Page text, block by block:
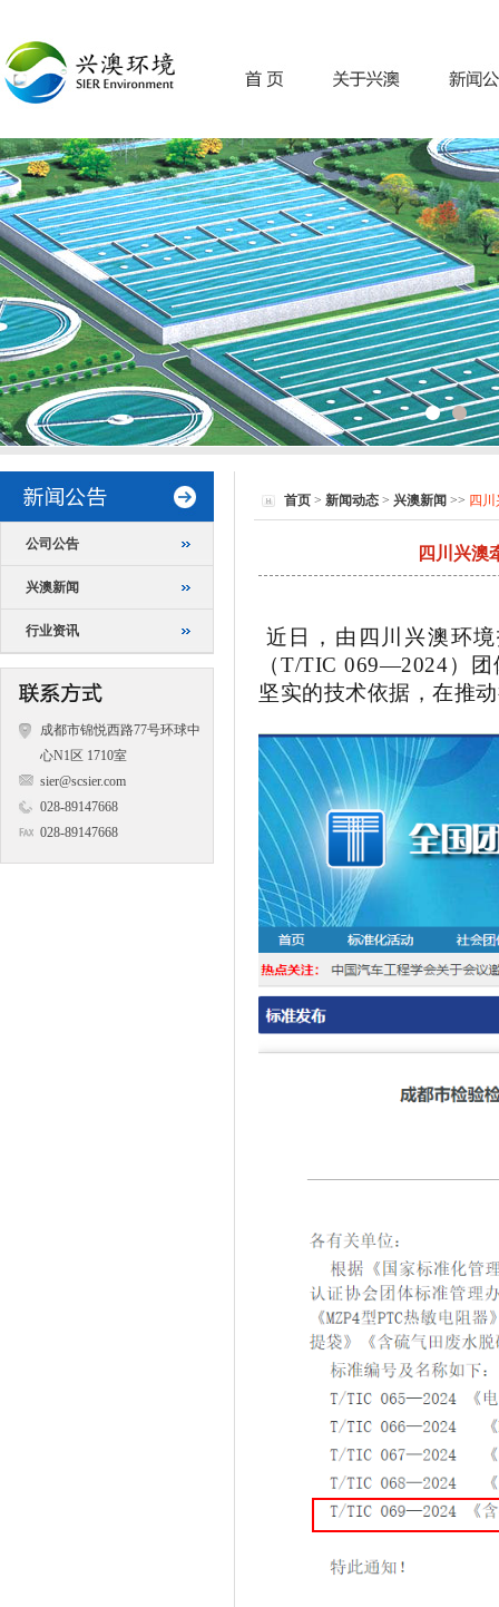
公司公告
兴澳新闻
行业资讯
成都市锦悦西路77号环球中
心N1区 1710室
sier@scsier.com
028-89147668
028-89147668
首页 > 新闻动态 > 兴澳新闻 >> 四
四川兴澳
近日，由四川兴澳环
（T/TIC 069—2024）
坚实的技术依据，在推